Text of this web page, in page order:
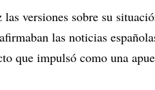
versiones sobre su
las noticias
que impulsó como una